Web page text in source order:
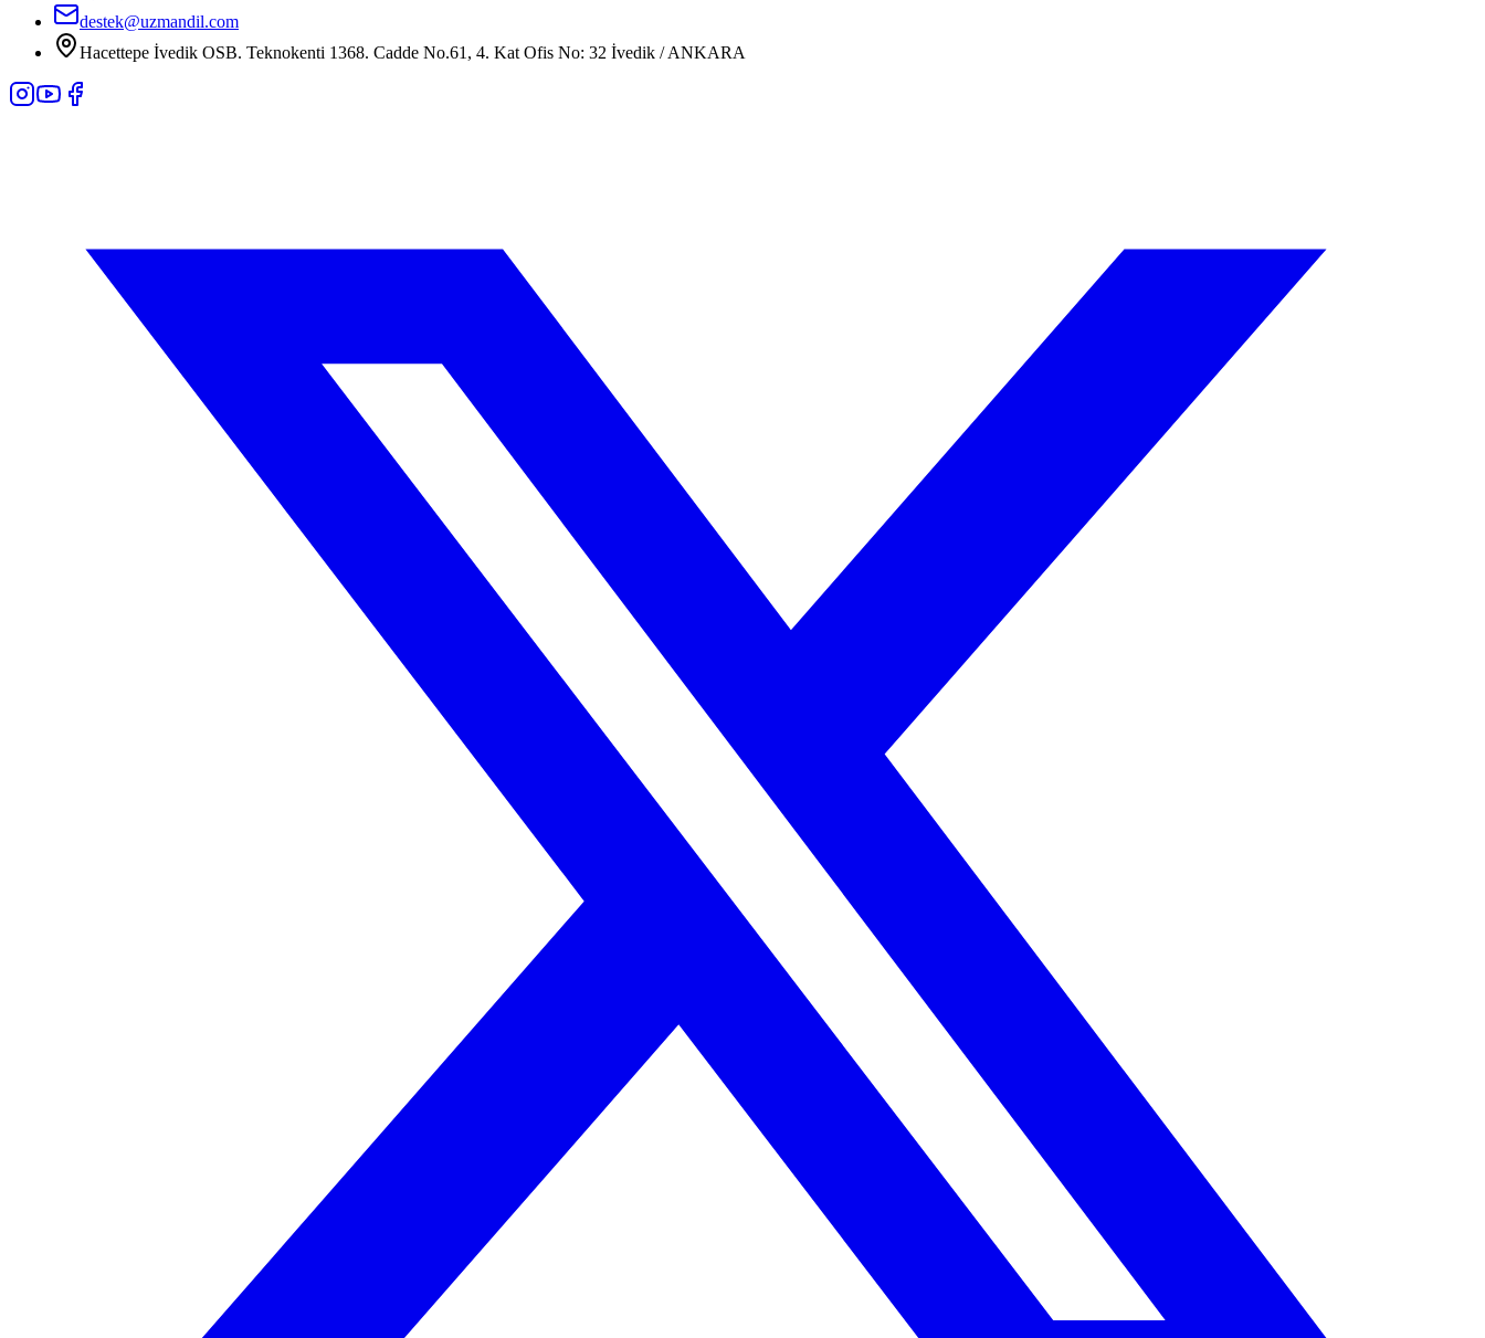
destek@uzmandil.com
Hacettepe İvedik OSB. Teknokenti 1368. Cadde No.61, 4. Kat Ofis No: 32 İvedik / ANKARA